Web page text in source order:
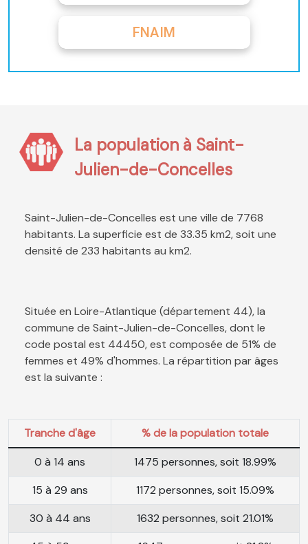
FNAIM
La population à Saint-
Julien-de-Concelles
Saint-Julien-de-Concelles est une ville de 7768
habitants. La superficie est de 33.35 km2, soit une
densité de 233 habitants au km2.
Située en Loire-Atlantique (département 44), la
commune de Saint-Julien-de-Concelles, dont le
code postal est 44450, est composée de 51% de
femmes et 49% d'hommes. La répartition par âges
est la suivante :
Tranche d'âge
% de la population totale
0 à 14 ans
1475 personnes, soit 18.99%
15 à 29 ans
1172 personnes, soit 15.09%
30 à 44 ans
1632 personnes, soit 21.01%